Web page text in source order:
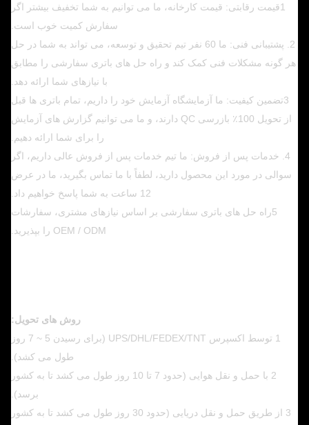
1قیمت رقابتی: قیمت کارخانه، ما می توانیم به شما تخفیف بیشتر اگر
سفارش کمیت خوب است.
2. پشتیبانی فنی: ما 60 نفر تیم تحقیق و توسعه، می تواند به شما در حل
هر گونه مشکلات فنی کمک کند و راه حل های باتری سفارشی را مطابق
با نیازهای شما ارائه دهد.
3تضمین کیفیت: ما آزمایشگاه آزمایش خود را داریم، تمام باتری ها قبل
از تحویل 100٪ بازرسی QC دارند، و ما می توانیم گزارش های آزمایش
را برای شما ارائه دهیم.
4. خدمات پس از فروش: ما تیم خدمات پس از فروش عالی داریم، اگر
سوالی در مورد این محصول دارید، لطفاً با ما تماس بگیرید، ما در عرض
12 ساعت به شما پاسخ خواهیم داد.
5راه حل های باتری سفارشی بر اساس نیازهای مشتری، سفارشات
OEM / ODM را بپذیرید.
روش های تحویل:
1 توسط اکسپرس UPS/DHL/FEDEX/TNT (برای رسیدن 5 ~ 7 روز
طول می کشد).
2 با حمل و نقل هوایی (حدود 7 تا 10 روز طول می کشد تا به کشور
برسد).
3 از طریق حمل و نقل دریایی (حدود 30 روز طول می کشد تا به کشور